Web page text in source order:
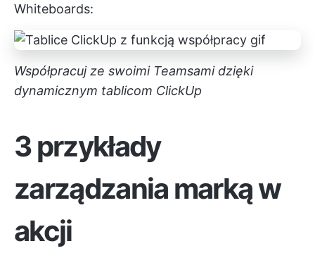
Whiteboards:
Współpracuj ze swoimi Teamsami dzięki
dynamicznym tablicom ClickUp
3 przykłady
zarządzania marką w
akcji